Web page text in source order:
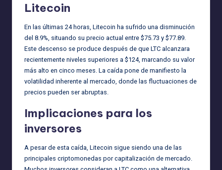
Litecoin
En las últimas 24 horas, Litecoin ha sufrido una disminución
del 8.9%, situando su precio actual entre $75.73 y $77.89.
Este descenso se produce después de que LTC alcanzara
recientemente niveles superiores a $124, marcando su valor
más alto en cinco meses. La caída pone de manifiesto la
volatilidad inherente al mercado, donde las fluctuaciones de
precios pueden ser abruptas.
Implicaciones para los
inversores
A pesar de esta caída, Litecoin sigue siendo una de las
principales criptomonedas por capitalización de mercado.